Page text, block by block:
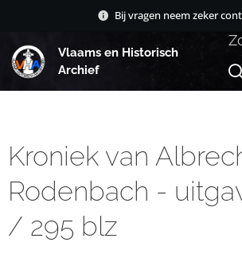
Bij vragen neem zeker
Vlaams en Historisch
Archief
Kroniek van
Rodenbach -
/ 295 blz